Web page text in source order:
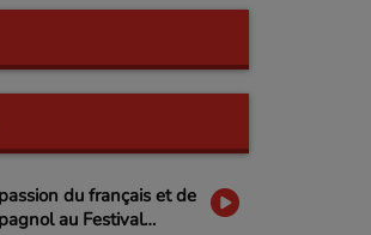
du français et de
au Festival